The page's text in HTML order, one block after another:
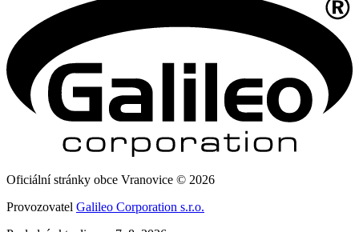
Oficiální stránky obce Vranovice © 2026
Provozovatel Galileo Corporation s.r.o.